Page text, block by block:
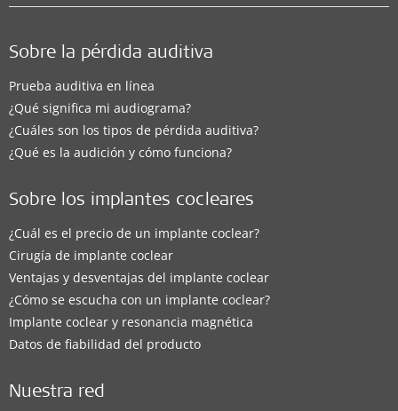
Sobre la pérdida auditiva
Prueba auditiva en línea
¿Qué significa mi audiograma?
¿Cuáles son los tipos de pérdida auditiva?
¿Qué es la audición y cómo funciona?
Sobre los implantes cocleares
¿Cuál es el precio de un implante coclear?
Cirugía de implante coclear
Ventajas y desventajas del implante coclear
¿Cómo se escucha con un implante coclear?
Implante coclear y resonancia magnética
Datos de fiabilidad del producto
Nuestra red